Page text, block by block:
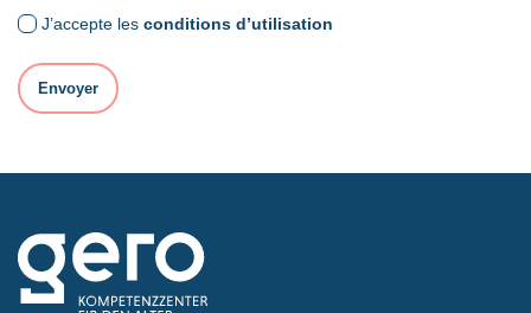
J’accepte les conditions d’utilisation